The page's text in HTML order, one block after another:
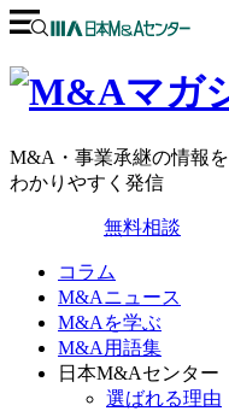
M&A・事業承継の情報を
わかりやすく発信
無料相談
コラム
M&Aニュース
M&Aを学ぶ
M&A用語集
日本M&Aセンター
選ばれる理由